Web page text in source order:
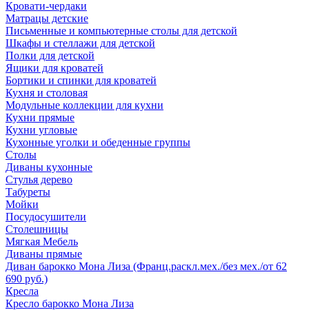
Кровати-чердаки
Матрацы детские
Письменные и компьютерные столы для детской
Шкафы и стеллажи для детской
Полки для детской
Ящики для кроватей
Бортики и спинки для кроватей
Кухня и столовая
Модульные коллекции для кухни
Кухни прямые
Кухни угловые
Кухонные уголки и обеденные группы
Столы
Диваны кухонные
Стулья дерево
Табуреты
Мойки
Посудосушители
Столешницы
Мягкая Мебель
Диваны прямые
Диван барокко Мона Лиза (Франц.раскл.мех./без мех./от 62
690 руб.)
Кресла
Кресло барокко Мона Лиза